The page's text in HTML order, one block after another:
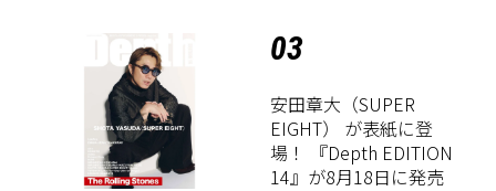
03
安田章大（SUPER
EIGHT） が表紙に登
場！ 『Depth EDITION
14』が8月18日に発売